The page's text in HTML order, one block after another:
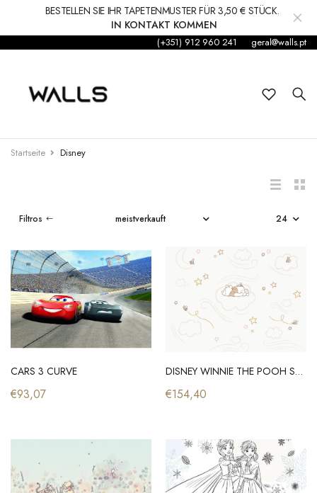
BESTELLEN SIE IHR TAPETENMUSTER FÜR 3,50 € STÜCK.
IN KONTAKT KOMMEN
(+351) 912 960 241 geral@walls.pt
Startseite Disney
ALOES
€169,37
JUTE MAT UNI
€53,50
€53,50
SHINOK
€118,20
Filtros
CARS 3 CURVE
€93,07
DISNEY WINNIE THE POOH SLEEPY LITTLE BEAR
€154,40
Hintergrund
Wandgemälde
Aufkleber
Dekorationen